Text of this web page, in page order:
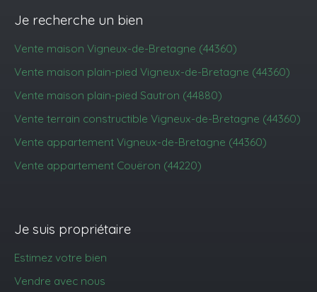
Je recherche un bien
Vente maison Vigneux-de-Bretagne (44360)
Vente maison plain-pied Vigneux-de-Bretagne (44360)
Vente maison plain-pied Sautron (44880)
Vente terrain constructible Vigneux-de-Bretagne (44360)
Vente appartement Vigneux-de-Bretagne (44360)
Vente appartement Couëron (44220)
Je suis propriétaire
Estimez votre bien
Vendre avec nous